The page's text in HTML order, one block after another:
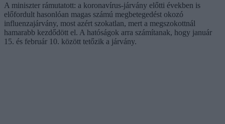
A miniszter rámutatott: a koronavírus-járvány előtti években is
előfordult hasonlóan magas számú megbetegedést okozó
influenzajárvány, most azért szokatlan, mert a megszokottnál
hamarabb kezdődött el. A hatóságok arra számítanak, hogy január
15. és február 10. között tetőzik a járvány.